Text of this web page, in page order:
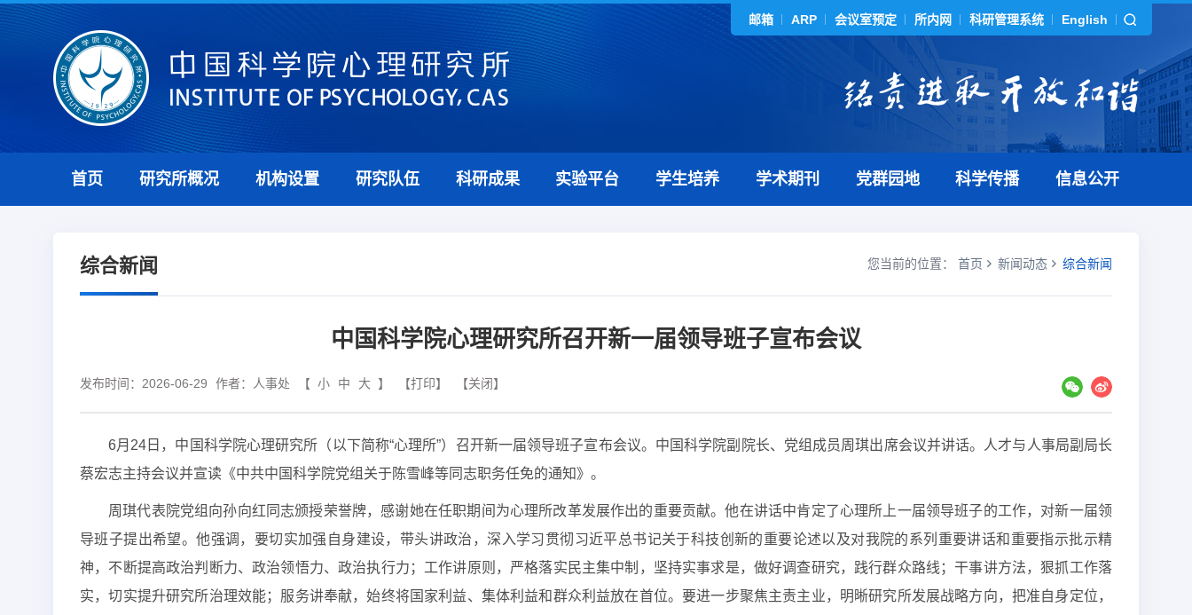
邮箱 ARP 会议室预定 所内网 科研管理系统 English
首页 研究所概况 机构设置 研究队伍 科研成果 实验平台 学生培养 学术期刊 党群园地 科学传播 信息公开
您当前的位置： 首页 新闻动态 综合新闻
综合新闻
中国科学院心理研究所召开新一届领导班子宣布会议
发布时间：2026-06-29 作者：人事处 【 小 中 大 】 【打印】 【关闭】
6月24日，中国科学院心理研究所（以下简称“心理所”）召开新一届领导班子宣布会议。中国科学院副院长、党组成员周琪出席会议并讲话。人才与人事局副局长
蔡宏志主持会议并宣读《中共中国科学院党组关于陈雪峰等同志职务任免的通知》。
周琪代表院党组向孙向红同志颁授荣誉牌，感谢她在任职期间为心理所改革发展作出的重要贡献。他在讲话中肯定了心理所上一届领导班子的工作，对新一届领
导班子提出希望。他强调，要切实加强自身建设，带头讲政治，深入学习贯彻习近平总书记关于科技创新的重要论述以及对我院的系列重要讲话和重要指示批示精
神，不断提高政治判断力、政治领悟力、政治执行力；工作讲原则，严格落实民主集中制，坚持实事求是，做好调查研究，践行群众路线；干事讲方法，狠抓工作落
实，切实提升研究所治理效能；服务讲奉献，始终将国家利益、集体利益和群众利益放在首位。要进一步聚焦主责主业，明晰研究所发展战略方向，把准自身定位，